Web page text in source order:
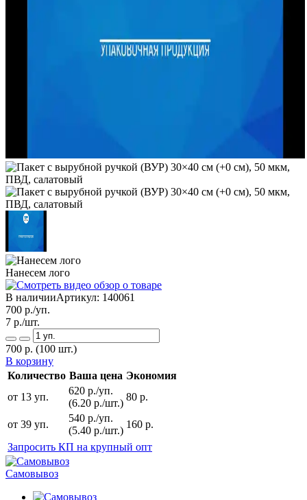
Нанесем лого
В наличииАртикул: 140061
700 р./уп.
7 р./шт.
700 р. (100 шт.)
В корзину
Количество Ваша цена Экономия
от 13 уп.
620 р./уп.
(6.20 р./шт.)
80 р.
от 39 уп.
540 р./уп.
(5.40 р./шт.)
160 р.
Запросить КП на крупный опт
Самовывоз